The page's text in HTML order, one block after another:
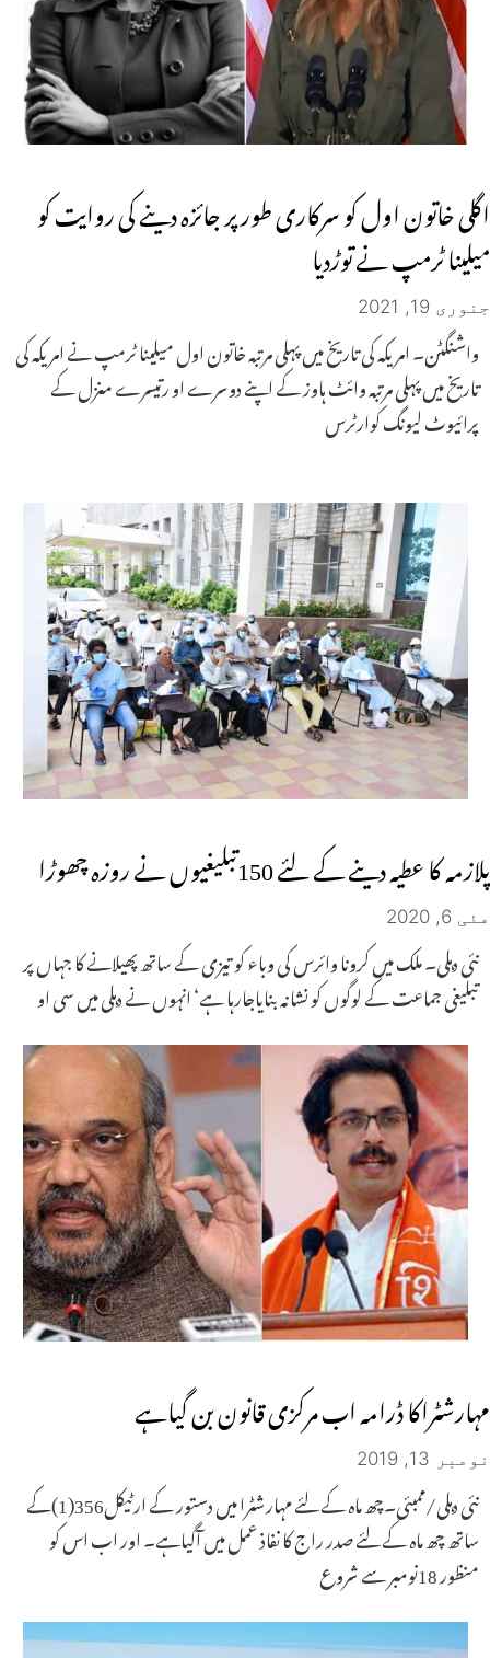
اگلی خاتون اول کو سرکاری طور پر جائزہ دینے کی روایت کو
میلینا ٹرمپ نے توڑدیا
جنوری 19, 2021
واشنگٹن۔ امریکہ کی تاریخ میں پہلی مرتبہ خاتون اول میلینا ٹرمپ نے امریکہ کی
تاریخ میں پہلی مرتبہ وائٹ ہاوز کے اپنے دوسرے او رتیسرے منزل کے
پرائیوٹ لیونگ کوارٹرس
پلازمہ کا عطیہ دینے کے لئے 150تبلیغیوں نے روزہ چھوڑا
مئی 6, 2020
نئی دہلی۔ ملک میں کرونا وائرس کی وباء کو تیزی کے ساتھ پھیلانے کا جہاں پر
تبلیغی جماعت کے لوگوں کو نشانہ بنایاجارہا ہے‘ انہوں نے دہلی میں سی او
مہارشٹراکا ڈرامہ اب مرکزی قانون بن گیاہے
نومبر 13, 2019
نئی دہلی/ممبئی۔چھ ماہ کے لئے مہارشٹرا میں دستور کے ارٹیکل356(1)کے
ساتھ چھ ماہ کے لئے صدر راج کا نفاذ عمل میں آگیاہے۔ اور اب اس کو
منظور 18نومبر سے شروع